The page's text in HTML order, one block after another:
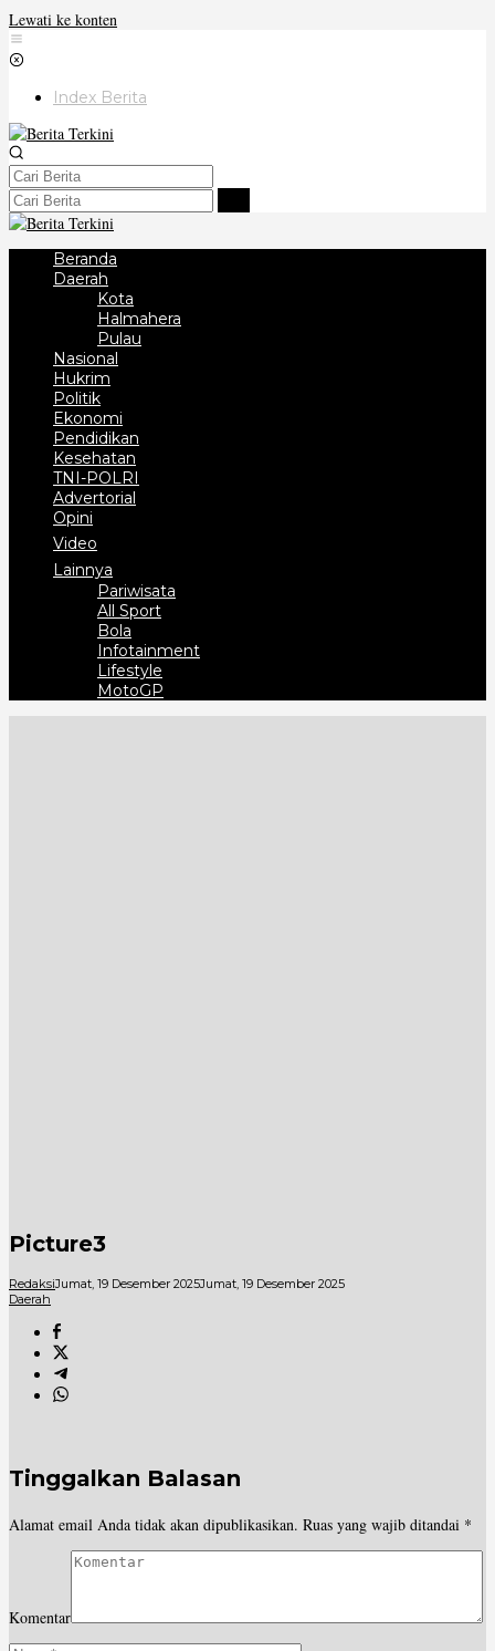
Lewati ke konten
Index Berita
Beranda
Daerah
Kota
Halmahera
Pulau
Nasional
Hukrim
Politik
Ekonomi
Pendidikan
Kesehatan
TNI-POLRI
Advertorial
Opini
Video
Lainnya
Pariwisata
All Sport
Bola
Infotainment
Lifestyle
MotoGP
Picture3
RedaksiJumat, 19 Desember 2025Jumat, 19 Desember 2025
Daerah
Tinggalkan Balasan
Alamat email Anda tidak akan dipublikasikan. Ruas yang wajib ditandai *
Komentar